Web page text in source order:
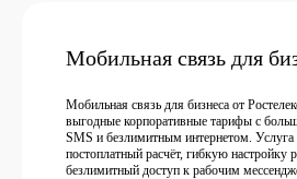
Мобильная связь для
Мобильная связь для бизнеса от
выгодные корпоративные тарифы с
SMS и безлимитным интернетом. Услуга
постоплатный расчёт, гибкую настройку
безлимитный доступ к рабочим